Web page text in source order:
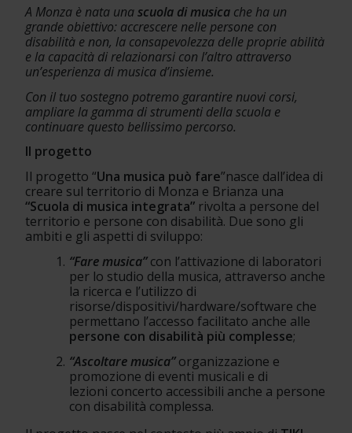
A Monza è nata una scuola di musica che ha un
grande obiettivo: accrescere nelle persone con
disabilità e non, la consapevolezza delle proprie abilità
e la capacità di relazionarsi con l’altro attraverso
un’esperienza di musica d’insieme.
Con il tuo sostegno potremo garantire nuovi corsi,
ampliare la gamma di strumenti della scuola e
continuare questo bellissimo percorso.
Il progetto
Il progetto “Una musica può fare”nasce dall’idea di
“Scuola di musica integrata” rivolta a persone del
territorio e persone con disabilità. Due sono gli
ambiti e gli aspetti di sviluppo:
“Fare musica” con l’attivazione di laboratori
per lo studio della musica, attraverso anche
la ricerca e l’utilizzo di
risorse/dispositivi/hardware/software che
persone con disabilità più complesse;
“Ascoltare musica” organizzazione e
promozione di eventi musicali e di
lezioni concerto accessibili anche a persone
con disabilità complessa.